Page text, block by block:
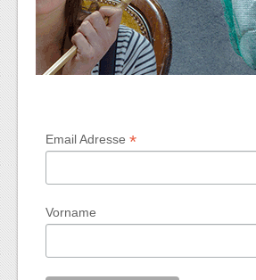
Email Adresse*
Vorname